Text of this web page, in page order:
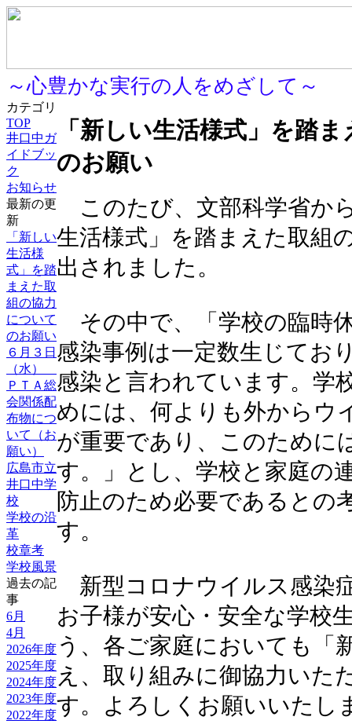
～心豊かな実行の人をめざして～
カテゴリ
TOP
井口中ガ
イドブッ
ク
お知らせ
最新の更
新
「新しい
生活様
式」を踏
まえた取
組の協力
について
のお願い
６月３日
（水）
ＰＴＡ総
会関係配
布物につ
いて（お
願い）
広島市立
井口中学
校
学校の沿
革
校章考
学校風景
過去の記
事
6月
4月
2026年度
2025年度
2024年度
2023年度
2022年度
「新しい生活様式」を踏
のお願い
このたび、文部科学省か
生活様式」を踏まえた取組
出されました。
その中で、「学校の臨時
感染事例は一定数生じてお
感染と言われています。学
めには、何よりも外からウ
が重要であり、このために
す。」とし、学校と家庭の
防止のため必要であるとの
す。
新型コロナウイルス感染
お子様が安心・安全な学校
う、各ご家庭においても「
え、取り組みに御協力いた
す。よろしくお願いいたし